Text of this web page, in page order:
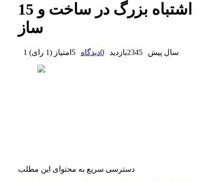
15 اشتباه بزرگ در ساخت و
ساز
1 سال پیش 2345بازدید 0دیدگاه 5 امتیاز (1 رای )
دسترسی سریع به محتوای این مطلب